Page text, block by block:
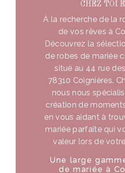
CHEZ TOI
À la recherche de la
de vos rêves à
Découvrez la
de robes de mariée
situé au 44 rue
78310 Coignières.
nous nous
création de
en vous aidant à
mariée parfaite qui
valeur lors de
Une large
de mariée à